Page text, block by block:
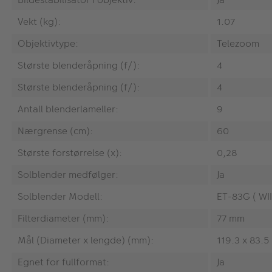
Vekt (kg):
1.07
Objektivtype:
Telezoom
Største blenderåpning (f/):
4
Største blenderåpning (f/):
4
Antall blenderlameller:
9
Nærgrense (cm):
60
Største forstørrelse (x):
0,28
Solblender medfølger:
Ja
Solblender Modell:
ET-83G (
Filterdiameter (mm):
77 mm
Mål (Diameter x lengde) (mm):
119.3 x 83.5
Egnet for fullformat:
Ja